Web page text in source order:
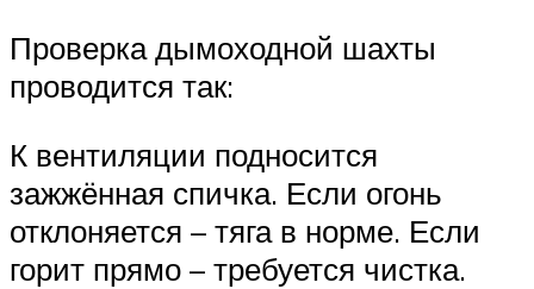
Проверка дымоходной шахты
проводится так:
К вентиляции подносится
зажжённая спичка. Если огонь
отклоняется – тяга в норме. Если
горит прямо – требуется чистка.